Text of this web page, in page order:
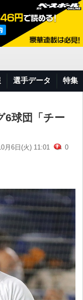
選手データ 特集
球団「チー
月6日(火) 11:01 0